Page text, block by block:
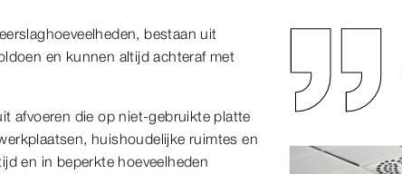
bestaan uit
en kunnen altijd achteraf met
afvoeren die op niet-gebruikte platte
huishoudelijke ruimtes en
en in beperkte hoeveelheden